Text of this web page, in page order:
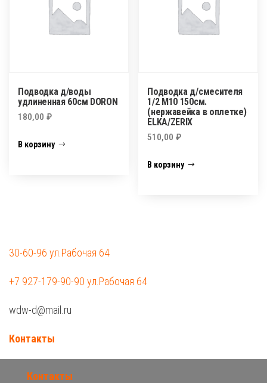
Подводка д/воды
удлиненная 60см DORON
180,00 ₽
В корзину
Подводка д/смесителя
1/2 М10 150см.
(нержавейка в оплетке)
ELKA/ZERIX
510,00₽
В корзину
30-60-96 ул.Рабочая 64
+7 927-179-90-90 ул.Рабочая 64
wdw-d@mail.ru
Контакты
Контакты